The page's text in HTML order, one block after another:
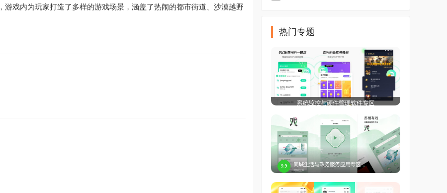
，游戏内为玩家打造了多样的游戏场景，涵盖了热闹的都市街道、沙漠越野
热门专题